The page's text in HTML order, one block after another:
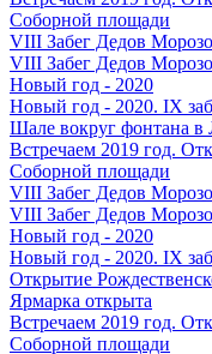
Соборной площади
VIII Забег Дедов
VIII Забег Дедов
Новый год - 2020
Новый год - 2020. IX
Шале вокруг фонтана в
Встречаем 2019 год.
Соборной площади
VIII Забег Дедов
VIII Забег Дедов
Новый год - 2020
Новый год - 2020. IX
Открытие
Ярмарка открыта
Встречаем 2019 год.
Соборной площади